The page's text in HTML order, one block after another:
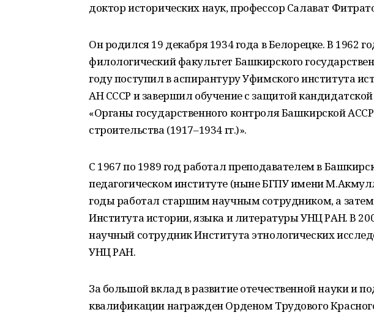
доктор исторических наук, профессор Салават
Он родился 19 декабря 1934 года в Белорецке. В 1962
филологический факультет Башкирского
году поступил в аспирантуру Уфимского института
АН СССР и завершил обучение с защитой
«Органы государственного контроля Башкирской
строительства (1917–1934 гг.)».
С 1967 по 1989 год работал преподавателем в
педагогическом институте (ныне БГПУ имени
годы работал старшим научным сотрудником, а
Института истории, языка и литературы УНЦ РАН. В
научный сотрудник Института этнологических
УНЦ РАН.
За большой вклад в развитие отечественной науки и
квалификации награжден Орденом Трудового